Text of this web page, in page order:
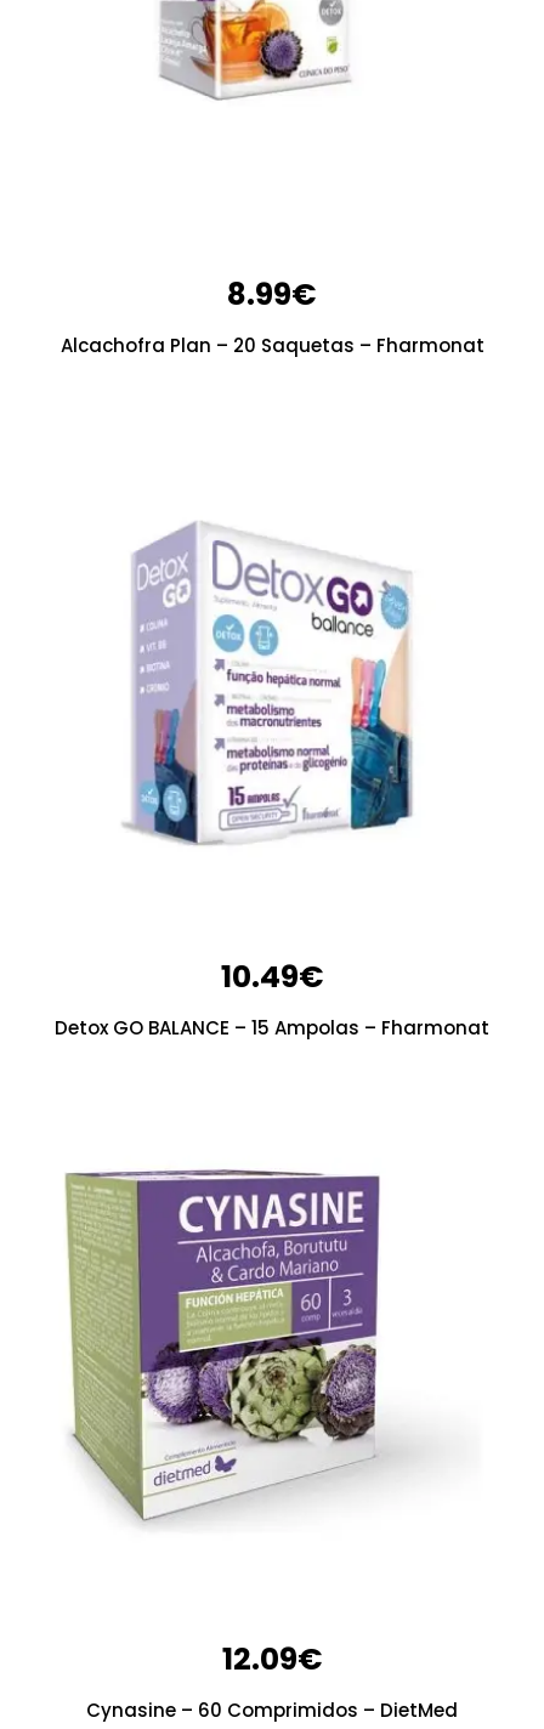
8.99€
Alcachofra Plan – 20 Saquetas – Fharmonat
10.49€
Detox GO BALANCE – 15 Ampolas – Fharmonat
12.09€
Cynasine – 60 Comprimidos – DietMed